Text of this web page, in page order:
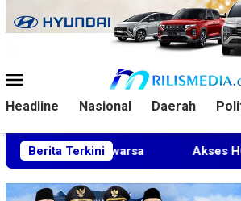
ke
Mobile
Headline Nasional Daerah
Berita TerkiniAkses HGU Ditolak,